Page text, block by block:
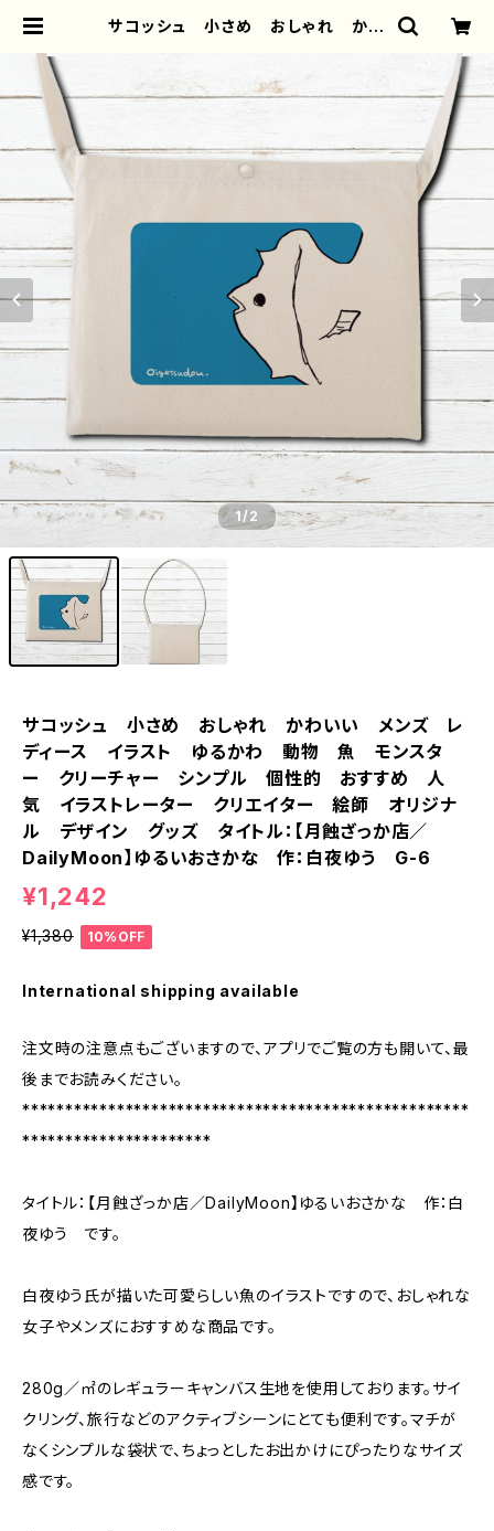
サコッシュ 小さめ おしゃれ かわ
ー クリーチャー シンプル 個性
的 おすすめ 人気 イラストレータ
ー クリエイター 絵師 オリジナ
蝕ざっか店／DailyMoon】ゆるいお
さかな 作：白夜ゆう G-6 | iPho
neケース/スマホケース/Tシャツ/お
気/後払い/通販｜雑貨屋アリうさ
1/2
サコッシュ 小さめ おしゃれ かわいい メンズ レ
ディース イラスト ゆるかわ 動物 魚 モンスタ
ー クリーチャー シンプル 個性的 おすすめ 人
気 イラストレーター クリエイター 絵師 オリジナ
ル デザイン グッズ タイトル：【月蝕ざっか店／
DailyMoon】ゆるいおさかな 作：白夜ゆう G-6
¥1,242
¥1,380 10%OFF
International shipping available
注文時の注意点もございますので、アプリでご覧の方も開いて、最
後までお読みください。
****************************************************
**********************
タイトル：【月蝕ざっか店／DailyMoon】ゆるいおさかな 作：白
夜ゆう です。
白夜ゆう氏が描いた可愛らしい魚のイラストですので、おしゃれな
女子やメンズにおすすめな商品です。
280g／㎡のレギュラーキャンバス生地を使用しております。サイ
クリング、旅行などのアクティブシーンにとても便利です。マチが
なくシンプルな袋状で、ちょっとしたお出かけにぴったりなサイズ
感です。